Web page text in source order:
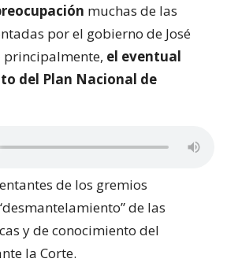
muchas de las
por el gobierno de José
principalmente, el eventual
del Plan Nacional de
de los gremios
de las
y de conocimiento del
la Corte.